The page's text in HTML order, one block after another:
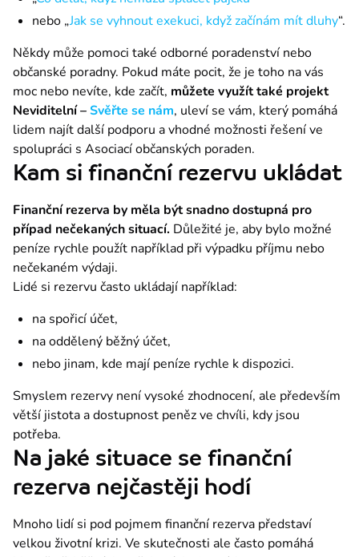
nebo „Jak se vyhnout exekuci, když začínám mít dluhy“.
Někdy může pomoci také odborné poradenství nebo
občanské poradny. Pokud máte pocit, že je toho na vás
moc nebo nevíte, kde začít, můžete využít také projekt
Neviditelní – Svěřte se nám, uleví se vám, který pomáhá
lidem najít další podporu a vhodné možnosti řešení ve
spolupráci s Asociací občanských poraden.
Kam si finanční rezervu ukládat
Finanční rezerva by měla být snadno dostupná pro
případ nečekaných situací. Důležité je, aby bylo možné
peníze rychle použít například při výpadku příjmu nebo
nečekaném výdaji.
Lidé si rezervu často ukládají například:
na spořicí účet,
na oddělený běžný účet,
nebo jinam, kde mají peníze rychle k dispozici.
Smyslem rezervy není vysoké zhodnocení, ale především
větší jistota a dostupnost peněz ve chvíli, kdy jsou
potřeba.
Na jaké situace se finanční
rezerva nejčastěji hodí
Mnoho lidí si pod pojmem finanční rezerva představí
velkou životní krizi. Ve skutečnosti ale často pomáhá